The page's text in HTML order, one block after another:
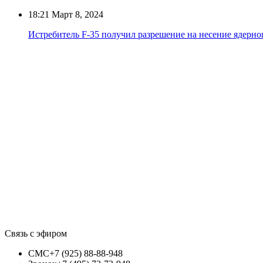
18:21 Март 8, 2024
Истребитель F-35 получил разрешение на несение
Связь с эфиром
СМС+7 (925) 88-88-948